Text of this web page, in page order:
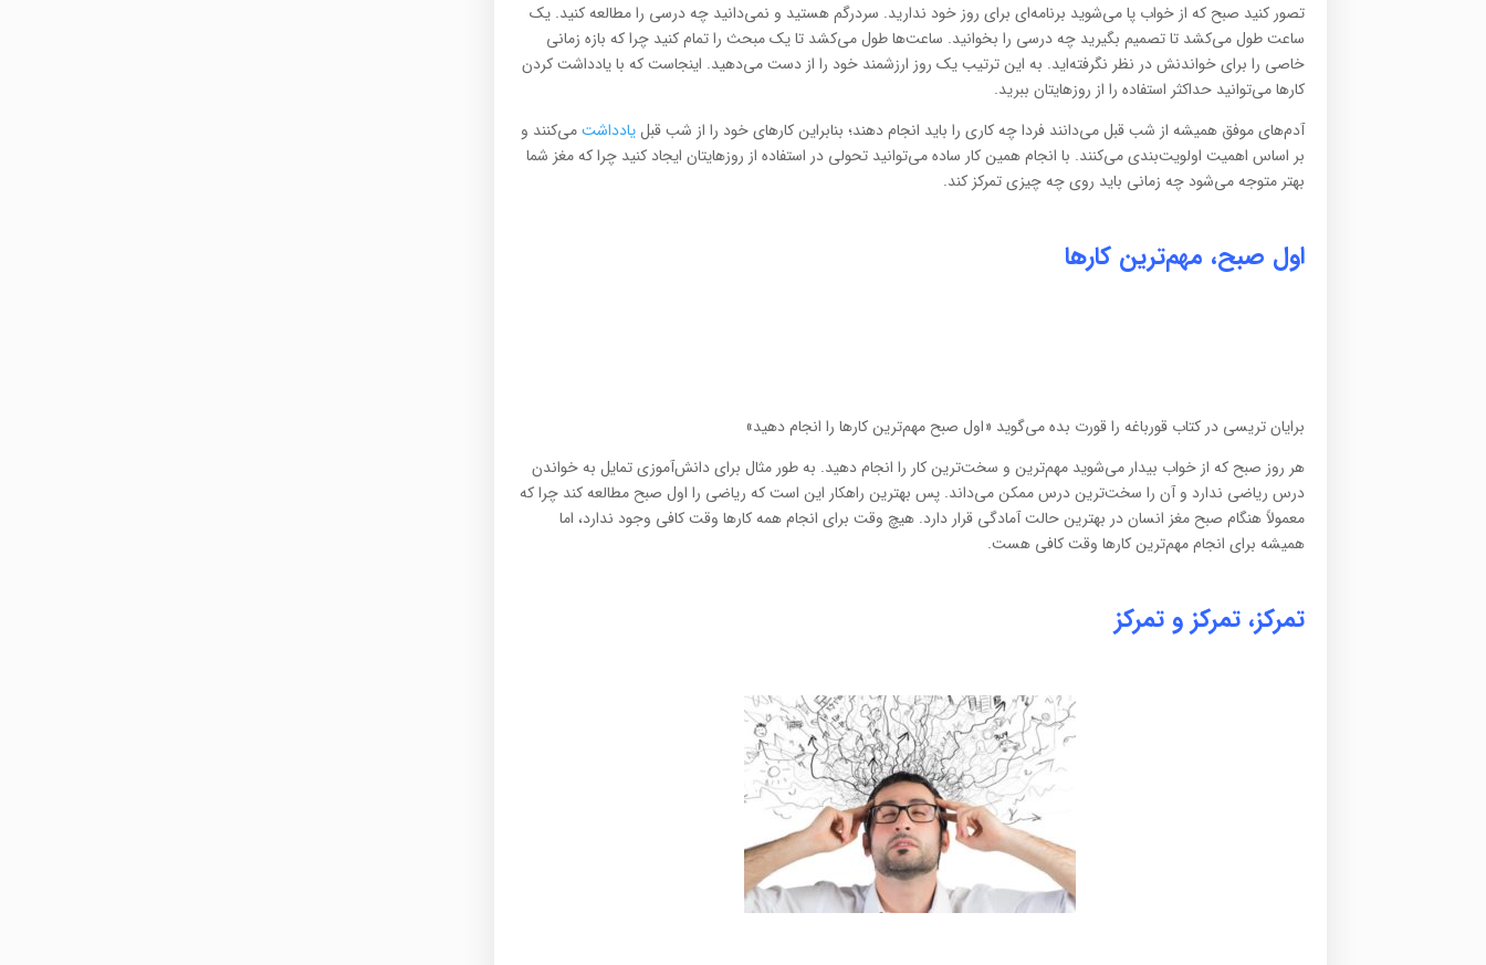
تصور کنید صبح که از خواب پا می‌شوید برنامه‌ای برای روز خود ندارید. سردرگم هستید و نمی‌دانید چه درسی را مطالعه کنید. یک
ساعت طول می‌کشد تا تصمیم بگیرید چه درسی را بخوانید. ساعت‌ها طول می‌کشد تا یک مبحث را تمام کنید چرا که بازه زمانی
خاصی را برای خواندنش در نظر نگرفته‌اید. به این ترتیب یک روز ارزشمند خود را از دست می‌دهید. اینجاست که با یادداشت کردن
کارها می‌توانید حداکثر استفاده را از روزهایتان ببرید.
آدم‌های موفق همیشه از شب قبل می‌دانند فردا چه کاری را باید انجام دهند؛ بنابراین کارهای خود را از شب قبلیادداشتمی‌کنند و
بر اساس اهمیت اولویت‌بندی می‌کنند. با انجام همین کار ساده می‌توانید تحولی در استفاده از روزهایتان ایجاد کنید چرا که مغز شما
بهتر متوجه می‌شود چه زمانی باید روی چه چیزی تمرکز کند.
اول صبح، مهم‌ترین کارها
برایان تریسی در کتاب قورباغه را قورت بده می‌گوید «اول صبح مهم‌ترین کارها را انجام دهید»
هر روز صبح که از خواب بیدار می‌شوید مهم‌ترین و سخت‌ترین کار را انجام دهید. به طور مثال برای دانش‌آموزی تمایل به خواندن
درس ریاضی ندارد و آن را سخت‌ترین درس ممکن می‌داند. پس بهترین راهکار این است که ریاضی را اول صبح مطالعه کند چرا که
معمولاً هنگام صبح مغز انسان در بهترین حالت آمادگی قرار دارد. هیچ وقت برای انجام همه کارها وقت کافی وجود ندارد، اما
همیشه برای انجام مهم‌ترین کارها وقت کافی هست.
تمرکز، تمرکز و تمرکز